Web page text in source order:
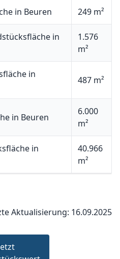
in Beuren 249 m²
in
1.576
m²
in
487 m²
in Beuren
6.000
m²
in
40.966
m²
Aktualisierung: 16.09.2025